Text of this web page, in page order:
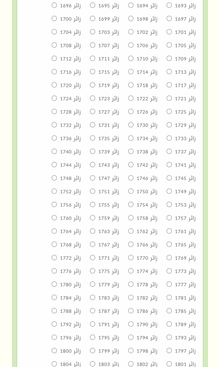
زائر 1693
زائر 1694 زائر 1695
زائر 1696
زائر 1697
زائر 1698 زائر 1699
زائر 1700
زائر 1701
زائر 1702 زائر 1703
زائر 1704
زائر 1705
زائر 1706 زائر 1707
زائر 1708
زائر 1709
زائر 1710 زائر 1711
زائر 1712
زائر 1713
زائر 1714 زائر 1715
زائر 1716
زائر 1717
زائر 1718 زائر 1719
زائر 1720
زائر 1721
زائر 1722 زائر 1723
زائر 1724
زائر 1725
زائر 1726 زائر 1727
زائر 1728
زائر 1729
زائر 1730 زائر 1731
زائر 1732
زائر 1733
زائر 1734 زائر 1735
زائر 1736
زائر 1737
زائر 1738 زائر 1739
زائر 1740
زائر 1741
زائر 1742 زائر 1743
زائر 1744
زائر 1745
زائر 1746 زائر 1747
زائر 1748
زائر 1749
زائر 1750 زائر 1751
زائر 1752
زائر 1753
زائر 1754 زائر 1755
زائر 1756
زائر 1757
زائر 1758 زائر 1759
زائر 1760
زائر 1761
زائر 1762 زائر 1763
زائر 1764
زائر 1765
زائر 1766 زائر 1767
زائر 1768
زائر 1769
زائر 1770 زائر 1771
زائر 1772
زائر 1773
زائر 1774 زائر 1775
زائر 1776
زائر 1777
زائر 1778 زائر 1779
زائر 1780
زائر 1781
زائر 1782 زائر 1783
زائر 1784
زائر 1785
زائر 1786 زائر 1787
زائر 1788
زائر 1789
زائر 1790 زائر 1791
زائر 1792
زائر 1793
زائر 1794 زائر 1795
زائر 1796
زائر 1797
زائر 1798 زائر 1799
زائر 1800
زائر 1801
زائر 1802 زائر 1803 زائر 1804